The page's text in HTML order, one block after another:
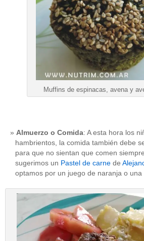
Muffins de espinacas, avena y
Almuerzo o Comida: A esta hora los
hambrientos, la comida también debe
para que no sientan que comen
sugerimos un Pastel de carne de
optamos por un juego de naranja o una